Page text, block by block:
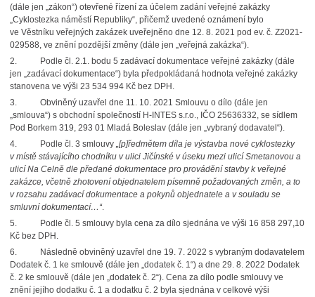
(dále jen „zákon“) otevřené řízení za účelem zadání veřejné zakázky
„Cyklostezka náměstí Republiky“, přičemž uvedené oznámení bylo
ve Věstníku veřejných zakázek uveřejněno dne 12. 8. 2021 pod ev. č. Z2021-
029588, ve znění pozdější změny (dále jen „veřejná zakázka“).
2. Podle čl. 2.1. bodu 5 zadávací dokumentace veřejné zakázky (dále
jen „zadávací dokumentace“) byla předpokládaná hodnota veřejné zakázky
stanovena ve výši 23 534 994 Kč bez DPH.
3. Obviněný uzavřel dne 11. 10. 2021 Smlouvu o dílo (dále jen
„smlouva“) s obchodní společností H-INTES s.r.o., IČO 25636332, se sídlem
Pod Borkem 319, 293 01 Mladá Boleslav (dále jen „vybraný dodavatel“).
4. Podle čl. 3 smlouvy „[p]ředmětem díla je výstavba nové cyklostezky
v místě stávajícího chodníku v ulici Jičínské v úseku mezi ulicí Smetanovou a
ulicí Na Celně dle předané dokumentace pro provádění stavby k veřejné
zakázce, včetně zhotovení objednatelem písemně požadovaných změn, a to
v rozsahu zadávací dokumentace a pokynů objednatele a v souladu se
smluvní dokumentací…“.
5. Podle čl. 5 smlouvy byla cena za dílo sjednána ve výši 16 858 297,10
Kč bez DPH.
6. Následně obviněný uzavřel dne 19. 7. 2022 s vybraným dodavatelem
Dodatek č. 1 ke smlouvě (dále jen „dodatek č. 1“) a dne 29. 8. 2022 Dodatek
č. 2 ke smlouvě (dále jen „dodatek č. 2“). Cena za dílo podle smlouvy ve
znění jejího dodatku č. 1 a dodatku č. 2 byla sjednána v celkové výši